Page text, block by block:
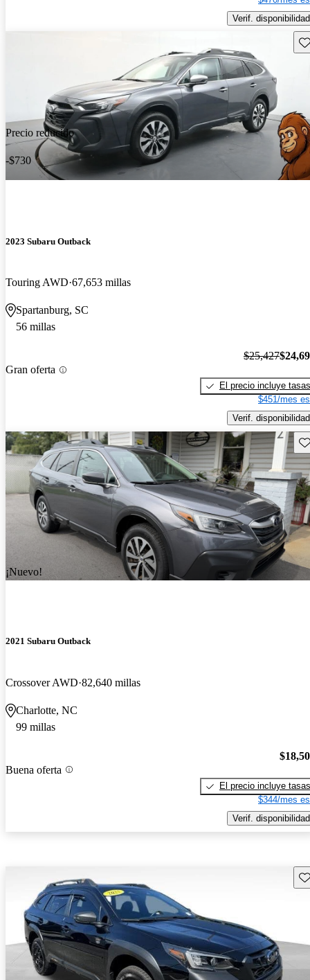
Verif. disponibilidad
Precio reducido
-$730
2023 Subaru Outback
Touring AWD 67,653 millas
Spartanburg, SC
56 millas
Gran oferta
$25,427
El precio incluye tasas
$451/mes
Verif. disponibilidad
¡Nuevo!
2021 Subaru Outback
Crossover AWD 82,640 millas
Charlotte, NC
99 millas
Buena oferta
El precio incluye tasas
$344/mes
Verif. disponibilidad